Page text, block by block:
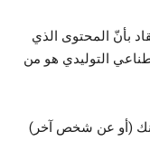
بأنّ المحتوى الذي
التوليدي هو من
عنك (أو عن شخص آخر)